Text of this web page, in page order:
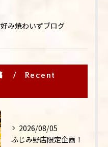
み焼わいずブログ
Recent
2026/08/05
ふじみ野店限定企画！